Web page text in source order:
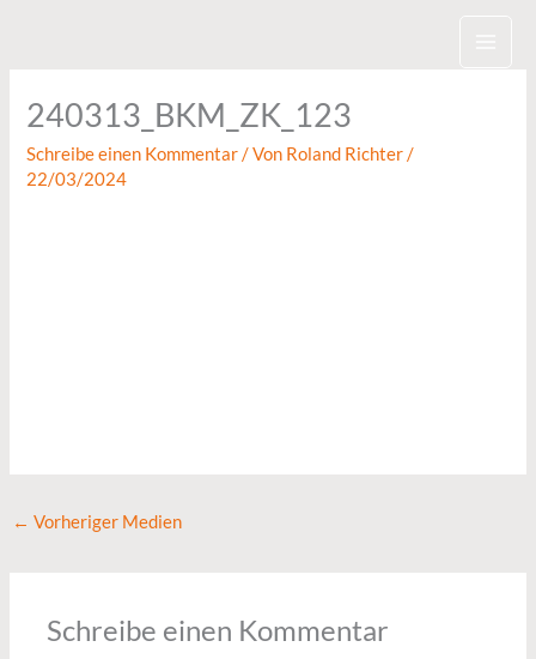
240313_BKM_ZK_123
Schreibe einen Kommentar / Von Roland Richter/
22/03/2024
← Vorheriger Medien
Schreibe einen Kommentar